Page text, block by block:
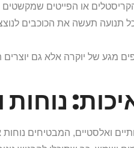
או הפייטים שמקשטים
תעשה את הכוכבים
מגע של יוקרה אלא גם
נוחות
ואלסטיים, המבטיחים